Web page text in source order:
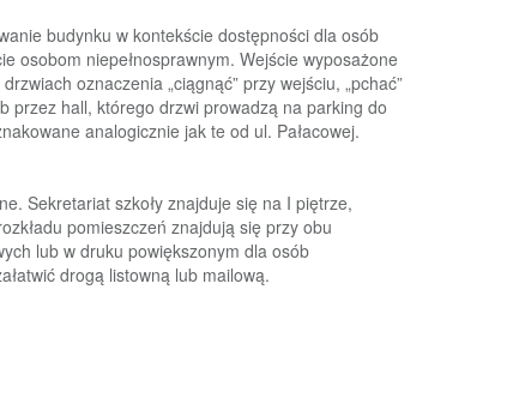
budynku w kontekście dostępności dla osób
osobom niepełnosprawnym. Wejście wyposażone
oznaczenia „ciągnąć” przy wejściu, „pchać”
przez hall, którego drzwi prowadzą na parking do
analogicznie jak te od ul. Pałacowej.
Sekretariat szkoły znajduje się na I piętrze,
pomieszczeń znajdują się przy obu
lub w druku powiększonym dla osób
drogą listowną lub mailową.